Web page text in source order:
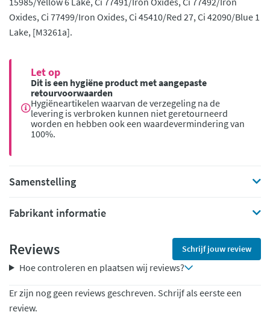
Oxides, Ci 77499/Iron Oxides, Ci 45410/Red 27, Ci 42090/Blue 1
Lake, [M3261a].
Let op
Dit is een hygiëne product met aangepaste
retourvoorwaarden
Hygiëneartikelen waarvan de verzegeling na de
levering is verbroken kunnen niet geretourneerd
worden en hebben ook een waardevermindering van
100%.
Samenstelling
Fabrikant informatie
Reviews Schrijf jouw review
Hoe controleren en plaatsen wij reviews?
Er zijn nog geen reviews geschreven. Schrijf als eerste een
review.